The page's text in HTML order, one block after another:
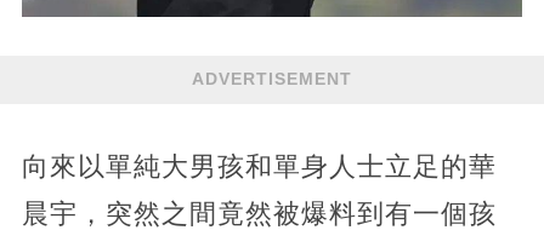
ADVERTISEMENT
向來以單純大男孩和單身人士立足的華
晨宇，突然之間竟然被爆料到有一個孩